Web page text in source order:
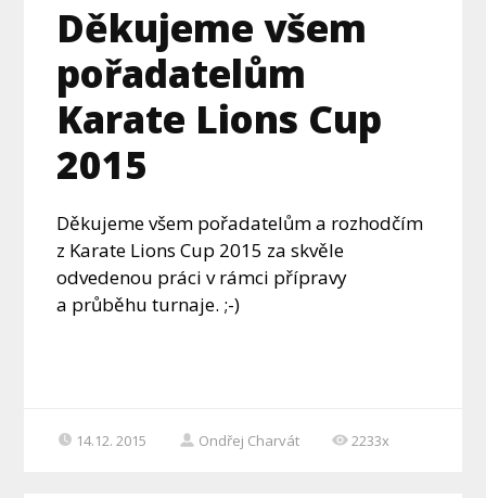
Děkujeme všem
pořadatelům
Karate Lions Cup
2015
Děkujeme všem pořadatelům a rozhodčím
z Karate Lions Cup 2015 za skvěle
odvedenou práci v rámci přípravy
a průběhu turnaje. ;-)
14.12. 2015 Ondřej Charvát 2233x